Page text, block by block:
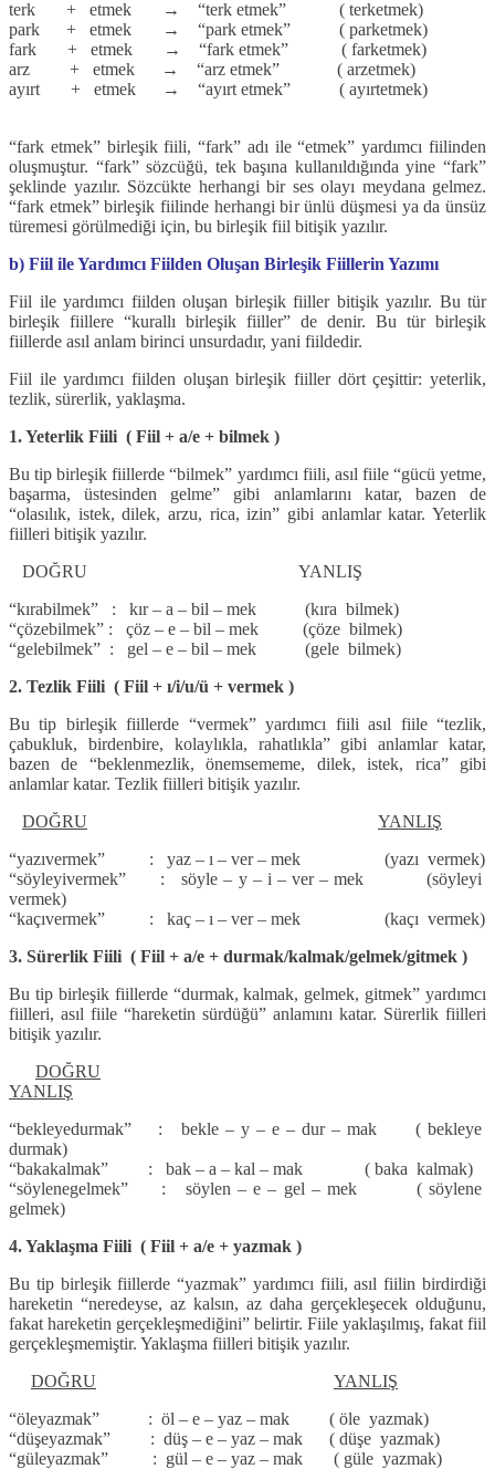
terk + etmek → “terk etmek” ( terketmek)
park + etmek → “park etmek” ( parketmek)
fark + etmek → “fark etmek” ( farketmek)
arz + etmek → “arz etmek” ( arzetmek)
ayırt + etmek → “ayırt etmek” ( ayırtetmek)
“fark etmek” birleşik fiili, “fark” adı ile “etmek” yardımcı fiilinden
oluşmuştur. “fark” sözcüğü, tek başına kullanıldığında yine “fark”
şeklinde yazılır. Sözcükte herhangi bir ses olayı meydana gelmez.
“fark etmek” birleşik fiilinde herhangi bir ünlü düşmesi ya da ünsüz
türemesi görülmediği için, bu birleşik fiil bitişik yazılır.
b) Fiil ile Yardımcı Fiilden Oluşan Birleşik Fiillerin Yazımı
Fiil ile yardımcı fiilden oluşan birleşik fiiller bitişik yazılır. Bu tür
birleşik fiillere “kurallı birleşik fiiller” de denir. Bu tür birleşik
fiillerde asıl anlam birinci unsurdadır, yani fiildedir.
Fiil ile yardımcı fiilden oluşan birleşik fiiller dört çeşittir: yeterlik,
tezlik, sürerlik, yaklaşma.
1. Yeterlik Fiili ( Fiil + a/e + bilmek )
Bu tip birleşik fiillerde “bilmek” yardımcı fiili, asıl fiile “gücü yetme,
başarma, üstesinden gelme” gibi anlamlarını katar, bazen de
“olasılık, istek, dilek, arzu, rica, izin” gibi anlamlar katar. Yeterlik
fiilleri bitişik yazılır.
DOĞRU YANLIŞ
“kırabilmek” : kır – a – bil – mek (kıra bilmek)
“çözebilmek” : çöz – e – bil – mek (çöze bilmek)
“gelebilmek” : gel – e – bil – mek (gele bilmek)
2. Tezlik Fiili ( Fiil + ı/i/u/ü + vermek )
Bu tip birleşik fiillerde “vermek” yardımcı fiili asıl fiile “tezlik,
çabukluk, birdenbire, kolaylıkla, rahatlıkla” gibi anlamlar katar,
bazen de “beklenmezlik, önemsememe, dilek, istek, rica” gibi
anlamlar katar. Tezlik fiilleri bitişik yazılır.
DOĞRU
YANLIŞ
“yazıvermek” : yaz – ı – ver – mek (yazı vermek)
“söyleyivermek” : söyle – y – i – ver – mek (söyleyi
vermek)
“kaçıvermek” : kaç – ı – ver – mek (kaçı vermek)
3. Sürerlik Fiili ( Fiil + a/e + durmak/kalmak/gelmek/gitmek )
Bu tip birleşik fiillerde “durmak, kalmak, gelmek, gitmek” yardımcı
fiilleri, asıl fiile “hareketin sürdüğü” anlamını katar. Sürerlik fiilleri
bitişik yazılır.
DOĞRU
YANLIŞ
“bekleyedurmak” : bekle – y – e – dur – mak ( bekleye
durmak)
“bakakalmak” : bak – a – kal – mak ( baka kalmak)
“söylenegelmek” : söylen – e – gel – mek ( söylene
gelmek)
4. Yaklaşma Fiili ( Fiil + a/e + yazmak )
Bu tip birleşik fiillerde “yazmak” yardımcı fiili, asıl fiilin birdirdiği
hareketin “neredeyse, az kalsın, az daha gerçekleşecek olduğunu,
fakat hareketin gerçekleşmediğini” belirtir. Fiile yaklaşılmış, fakat fiil
gerçekleşmemiştir. Yaklaşma fiilleri bitişik yazılır.
DOĞRU
YANLIŞ
“öleyazmak” : öl – e – yaz – mak ( öle yazmak)
“düşeyazmak” : düş – e – yaz – mak ( düşe yazmak)
“güleyazmak” : gül – e – yaz – mak ( güle yazmak)